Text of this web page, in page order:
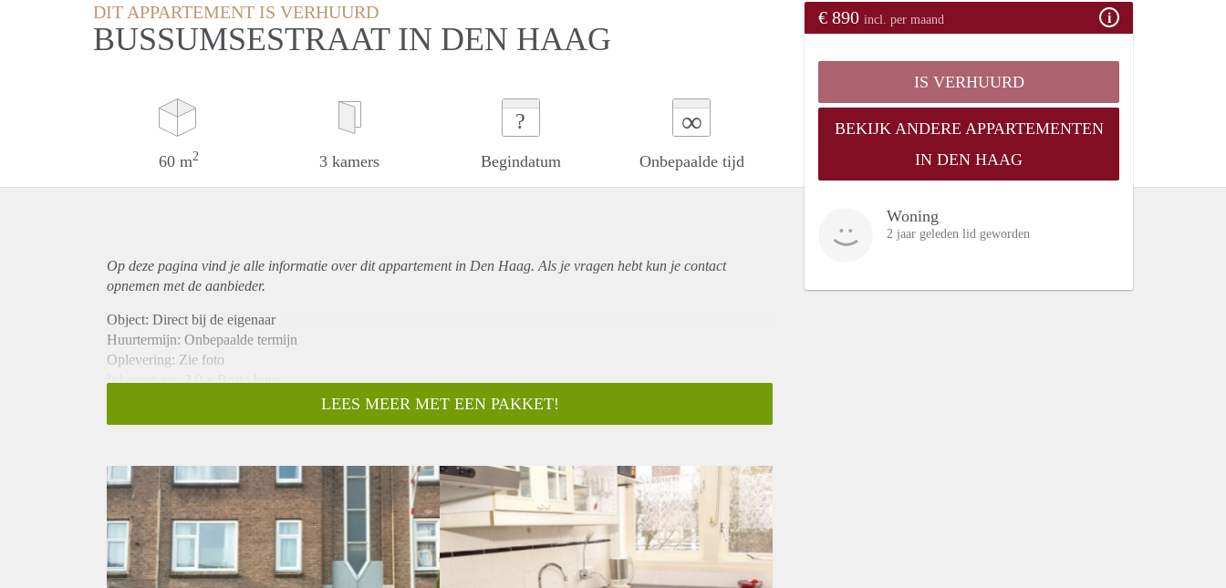
DIT APPARTEMENT IS VERHUURD
BUSSUMSESTRAAT IN DEN HAAG
60 m2 3 kamers
?
Begindatum
∞
Onbepaalde tijd
€ 890 incl. per maand
IS VERHUURD
BEKIJK ANDERE APPARTEMENTEN
IN DEN HAAG
Woning
2 jaar geleden lid geworden
Op deze pagina vind je alle informatie over ditappartementin Den Haag. Als je vragen hebt kun je contact
opnemen met de aanbieder.
Object: Direct bij de eigenaar
Huurtermijn: Onbepaalde termijn
Oplevering: Zie foto
Inkomen eis: 3,0 x Bruto huur
Borg: 1 Maand
Huisdieren toegestaan: Afhankelijk van de Eigenaar
Huurtoeslag grens: Nee
Geschikt voor studenten: Afhankelijk van de Eigenaar
LEES MEER MET EEN PAKKET!